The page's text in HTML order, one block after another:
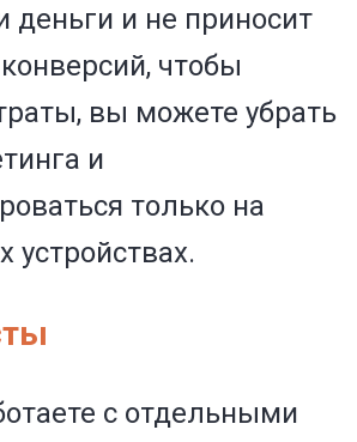
деньги и не приносит
чтобы
вы можете убрать
и
только на
с отдельными